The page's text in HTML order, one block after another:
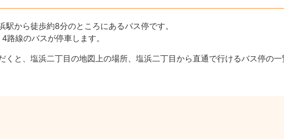
駅から徒歩約8分のところにあるバス停です。
線のバスが停車します。
くと、塩浜二丁目の地図上の場所、塩浜二丁目から直通で行けるバス停の